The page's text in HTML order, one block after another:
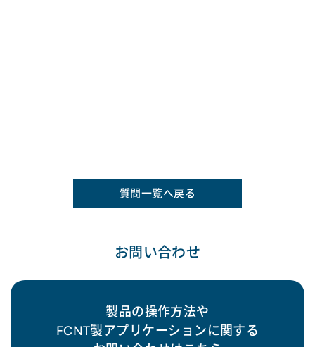
質問一覧へ戻る
お問い合わせ
製品の操作方法や
FCNT製アプリケーションに関する